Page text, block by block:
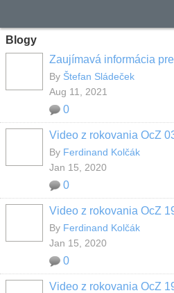
Blogy
Zaujímavá informácia
By Štefan Sládeček
Aug 11, 2021
0
Video z rokovania OcZ
By Ferdinand Kolčák
Jan 15, 2020
0
Video z rokovania OcZ
By Ferdinand Kolčák
Jan 15, 2020
0
Video z rokovania OcZ